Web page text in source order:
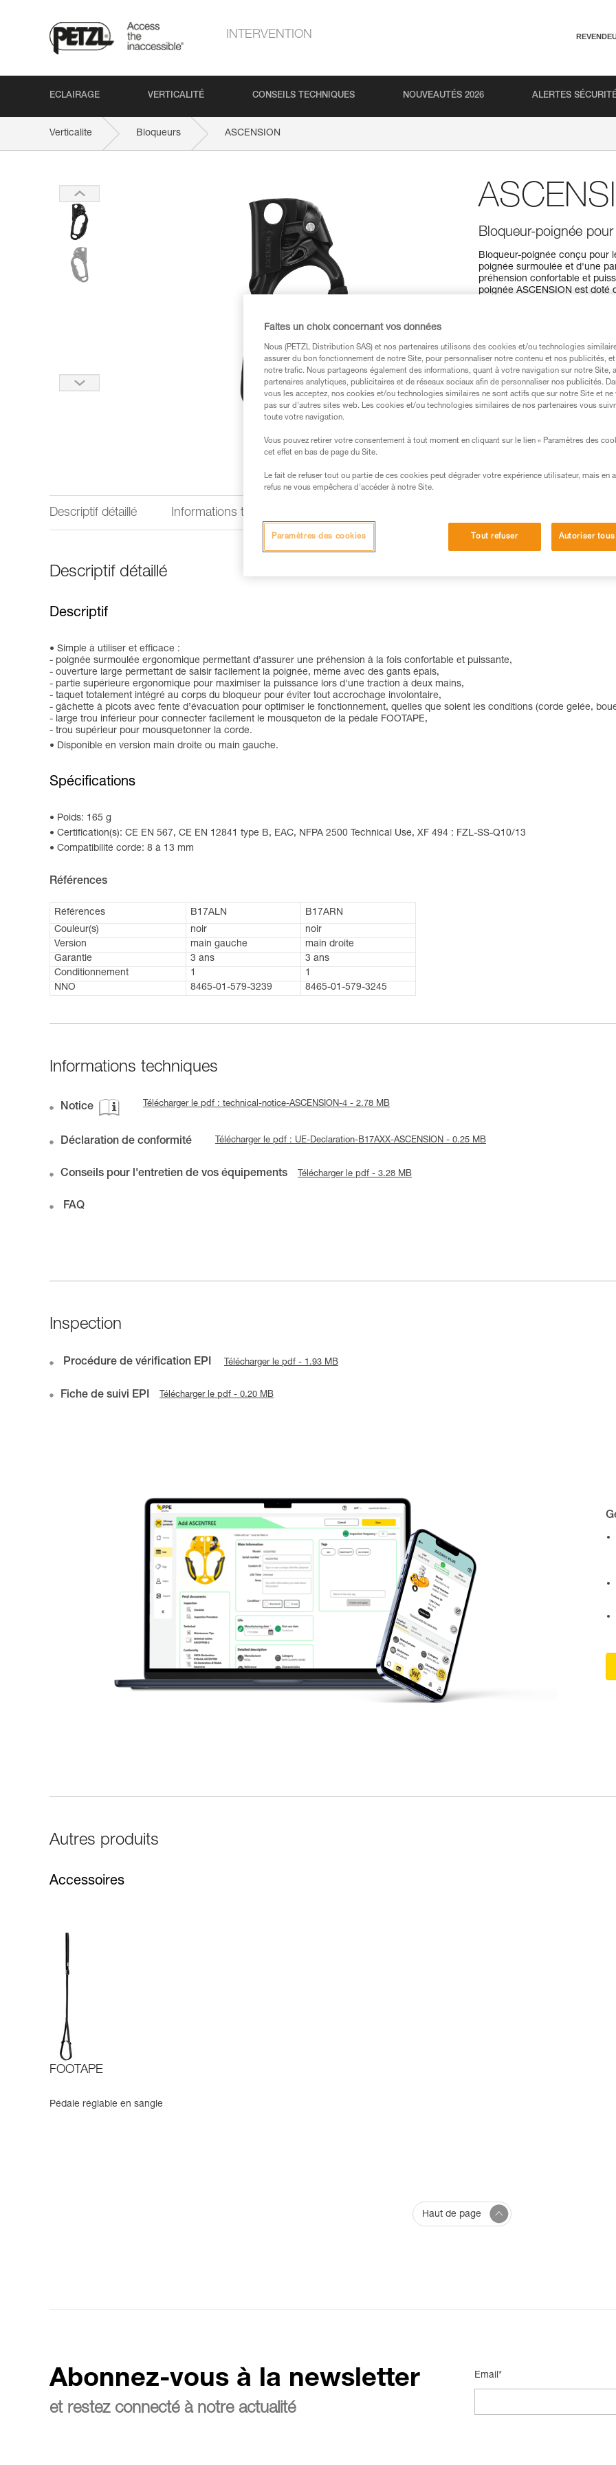
INTERVENTION
ECLAIRAGE VERTICALITÉ CONSEILS TECHNIQUES NOUVEAUTÉS 2026 ALERTES
Verticalite Bloqueurs ASCENSION
Bloqueur-poignée
Bloqueur-poignée conçu pour
poignée surmoulée et d'une
préhension confortable et
poignée ASCENSION est
Descriptif détaillé Informations techniques
Descriptif détaillé
Descriptif
Simple à utiliser et efficace :
- poignée surmoulée ergonomique permettant d’assurer une préhension à la fois confortable et puissante,
- ouverture large permettant de saisir facilement la poignée, même avec des gants épais,
- partie supérieure ergonomique pour maximiser la puissance lors d'une traction à deux mains,
- taquet totalement intégré au corps du bloqueur pour éviter tout accrochage involontaire,
- gâchette à picots avec fente d’évacuation pour optimiser le fonctionnement, quelles que soient les conditions (corde gelée,
- large trou inférieur pour connecter facilement le mousqueton de la pédale FOOTAPE,
- trou supérieur pour mousquetonner la corde.
Disponible en version main droite ou main gauche.
Spécifications
Poids: 165 g
Certification(s): CE EN 567, CE EN 12841 type B, EAC, NFPA 2500 Technical Use, XF 494 : FZL-SS-Q10/13
Compatibilité corde: 8 à 13 mm
Références
Références B17ALN
B17ARN
Couleur(s)
noir
noir
Version
main gauche
main droite
Garantie
3 ans
3 ans
Conditionnement
1
1
NNO
8465-01-579-3239 8465-01-579-3245
Informations techniques
Notice Télécharger le pdf : technical-notice-ASCENSION-4 - 2.78 MB
Déclaration de conformité Télécharger le pdf : UE-Declaration-B17AXX-ASCENSION - 0.25 MB
Conseils pour l'entretien de vos équipements Télécharger le pdf - 3.28 MB
FAQ
Inspection
Procédure de vérification EPI Télécharger le pdf - 1.93 MB
Fiche de suivi EPI Télécharger le pdf - 0.20 MB
Autres produits
Accessoires
FOOTAPE
Pédale réglable en sangle
Haut de page
Abonnez-vous à la newsletter
et restez connecté à notre actualité
Email*
Faites un choix concernant vos données
Nous (PETZL Distribution SAS) et nos partenaires utilisons des cookies et/ou technologies
assurer du bon fonctionnement de notre Site, pour personnaliser notre contenu et nos publicités,
notre trafic. Nous partageons également des informations, quant à votre navigation sur notre Site,
partenaires analytiques, publicitaires et de réseaux sociaux afin de personnaliser nos publicités.
vous les acceptez, nos cookies et/ou technologies similaires ne sont actifs que sur notre Site et ne
pas sur d’autres sites web. Les cookies et/ou technologies similaires de nos partenaires vous
toute votre navigation.
Vous pouvez retirer votre consentement à tout moment en cliquant sur le lien « Paramètres des
cet effet en bas de page du Site.
Le fait de refuser tout ou partie de ces cookies peut dégrader votre expérience utilisateur, mais en
refus ne vous empêchera d’accéder à notre Site.
Tout refuser Autoriser
Paramètres des cookies